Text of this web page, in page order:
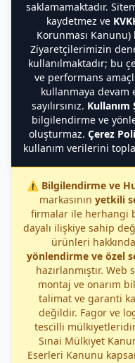
saklamamaktadır.
kaydetmez ve
Korunması
Ziyaretçilerimizin
kullanılmaktadır; bu
ve performans
kullanmaya devam
sayılırsınız. Kullanım
bilgilendirme ve
oluşturmaz. Çerez
kullanım verilerini
⚠️ Bilgilendirme ve
markasının yetkili
firmalar ile herhangi
dayalı ilişkiye sahip
ürünleri hakkında
yönlendirme ve özel
hazırlanmıştır.
montaj ve onarım
talimat ve garanti
değildir. Fagor ve
tescilli mülkiyetleridir
Sınai Mülkiyet
Eserleri Kanunu